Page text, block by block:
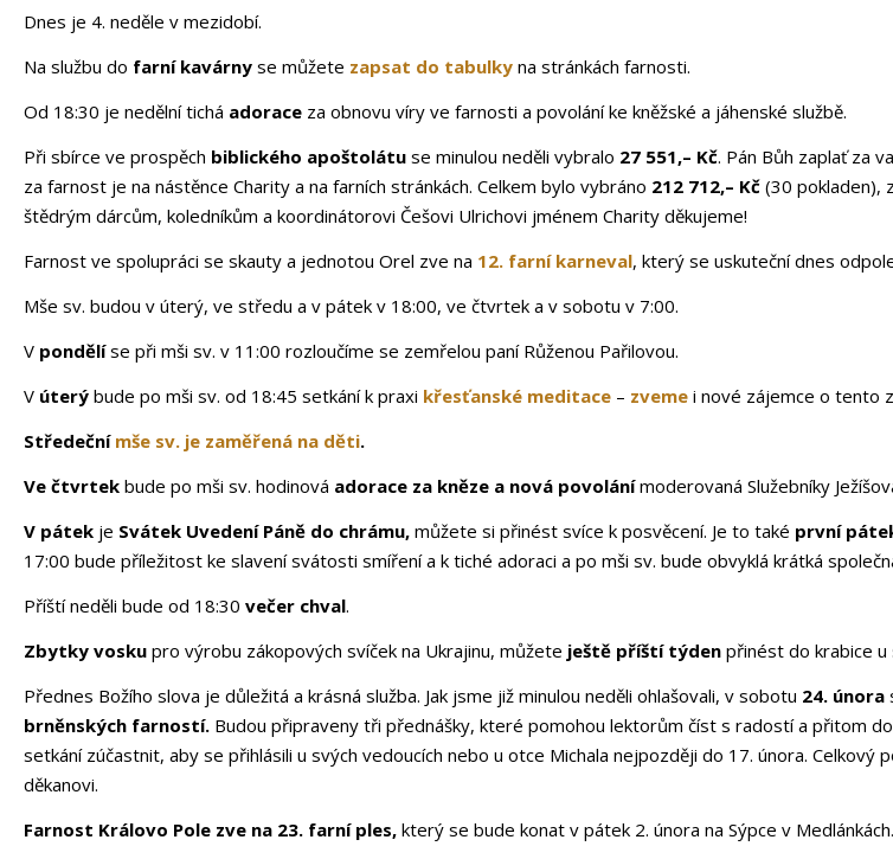
Dnes je 4. neděle v mezidobí.
Na službu do farní kavárny se můžete zapsat do tabulky na stránkách farnosti.
Od 18:30 je nedělní tichá adorace za obnovu víry ve farnosti a povolání ke kněžské a jáhenské službě.
Při sbírce ve prospěch biblického apoštolátu se minulou neděli vybralo 27 551,– Kč. Pán Bůh zaplať za
za farnost je na nástěnce Charity a na farních stránkách. Celkem bylo vybráno 212 712,– Kč (30 pokladen),
štědrým dárcům, koledníkům a koordinátorovi Češovi Ulrichovi jménem Charity děkujeme!
Farnost ve spolupráci se skauty a jednotou Orel zve na 12. farní karneval, který se uskuteční dnes
Mše sv. budou v úterý, ve středu a v pátek v 18:00, ve čtvrtek a v sobotu v 7:00.
V pondělíse při mši sv. v 11:00 rozloučíme se zemřelou paní Růženou Pařilovou.
V úterý bude po mši sv. od 18:45 setkání k praxi křesťanské meditace – zveme i nové zájemce o tento
Středeční mše sv. je zaměřená na děti.
Ve čtvrtek bude po mši sv. hodinová adorace za kněze a nová povolánímoderovaná Služebníky
V pátek je Svátek Uvedení Páně do chrámu, můžete si přinést svíce k posvěcení. Je to také první
17:00 bude příležitost ke slavení svátosti smíření a k tiché adoraci a po mši sv. bude obvyklá krátká
Příští neděli bude od 18:30 večer chval.
Zbytky vosku pro výrobu zákopových svíček na Ukrajinu, můžete ještě příští týden přinést do krabice
Přednes Božího slova je důležitá a krásná služba. Jak jsme již minulou neděli ohlašovali, v sobotu 24. února
brněnských farností. Budou připraveny tři přednášky, které pomohou lektorům číst s radostí a přitom
setkání zúčastnit, aby se přihlásili u svých vedoucích nebo u otce Michala nejpozději do 17. února. Celkový
děkanovi.
Farnost Královo Pole zve na 23. farní ples, který se bude konat v pátek 2. února na Sýpce v